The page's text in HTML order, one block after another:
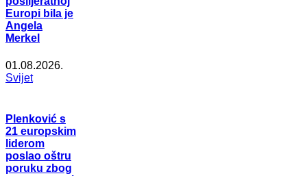
Europi bila je
Angela
Merkel
01.08.2026.
Svijet
Plenković s
21 europskim
liderom
poslao oštru
poruku zbog